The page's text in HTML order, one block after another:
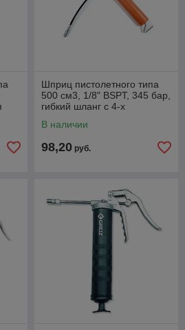
Шприц пистолетного типа
500 см3, 1/8" BSPT, 345 бар,
гибкий шланг с 4-х
В наличии
98,20 руб.